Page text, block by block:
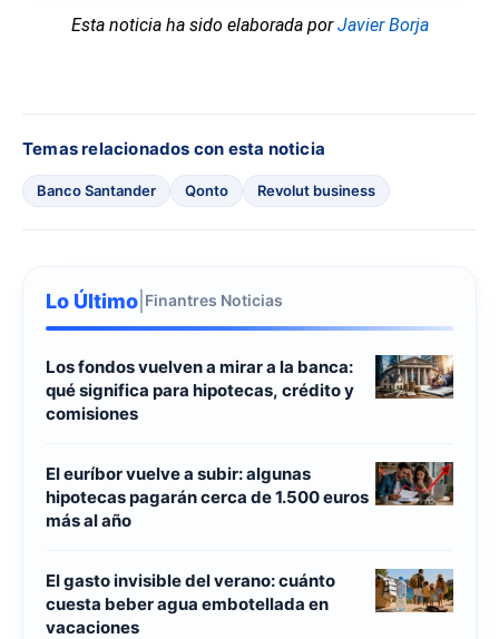
Esta noticia ha sido elaborada porJavier Borja
Temas relacionados con esta noticia
Banco Santander Qonto Revolut business
Lo Último Finantres Noticias
Los fondos vuelven a mirar a la banca:
qué significa para hipotecas, crédito y
comisiones
El euríbor vuelve a subir: algunas
hipotecas pagarán cerca de 1.500 euros
más al año
El gasto invisible del verano: cuánto
cuesta beber agua embotellada en
vacaciones